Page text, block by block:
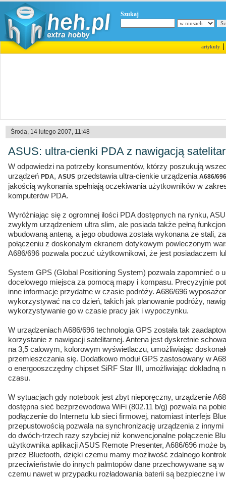
Szukaj
artykuły|
Środa, 14 lutego 2007, 11:48
ASUS: ultra-cienki PDA z nawigacją
W odpowiedzi na potrzeby konsumentów, którzy poszukują
urządzeń PDA, ASUS przedstawia ultra-cienkie urządzenia A686/
jakością wykonania spełniają oczekiwania użytkowników w
komputerów PDA.
Wyróżniając się z ogromnej ilości PDA dostępnych na rynku,
zwykłym urządzeniem ultra slim, ale posiada także pełną
wbudowaną anteną, a jego obudowa została wykonana ze stali,
połączeniu z doskonałym ekranem dotykowym powleczonym
A686/696 pozwala poczuć użytkownikowi, że jest posiadaczem
System GPS (Global Positioning System) pozwala zapomnieć o
docelowego miejsca za pomocą mapy i kompasu. Precyzyjnie
inne informacje przydatne w czasie podróży. A686/696
wykorzystywać na co dzień, takich jak planowanie podróży,
wykorzystywanie go w czasie pracy jak i wypoczynku.
W urządzeniach A686/696 technologia GPS została tak
korzystanie z nawigacji satelitarnej. Antena jest dyskretnie
na 3,5 calowym, kolorowym wyświetlaczu, umożliwiając
przemieszczania się. Dodatkowo moduł GPS zastosowany w
o energooszczędny chipset SiRF Star III, umożliwiając dokładną
czasu.
W sytuacjach gdy notebook jest zbyt nieporęczny, urządzenie
dostępna sieć bezprzewodowa WiFi (802.11 b/g) pozwala na
podłączenie do Internetu lub sieci firmowej, natomiast interfejs
przepustowością pozwala na synchronizację urządzenia z
do dwóch-trzech razy szybciej niż konwencjonalne połączenie
użytkownika aplikacji ASUS Remote Presenter, A686/696 może
przez Bluetooth, dzięki czemu mamy możliwość zdalnego
przeciwieństwie do innych palmtopów dane przechowywane są
czemu nawet w przypadku rozładowania baterii są bezpieczne i